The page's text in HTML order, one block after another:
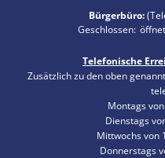
Bürgerbüro:
Klicken, um
Geschlossen:
Telefonische
Zusätzlich zu den oben
Montags
Dienstags
Mittwochs von
Donnerstags